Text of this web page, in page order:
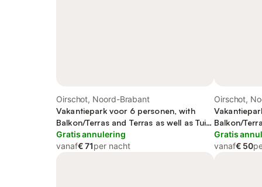
Oirschot, Noord-Brabant
Vakantiepark voor 6 personen, with
Balkon/Terras and Terras as well as Tuin
and Sauna
Gratis annulering
vanaf€ 71per nacht
Oirschot,
Balkon/
Gratis
vanaf€ 50